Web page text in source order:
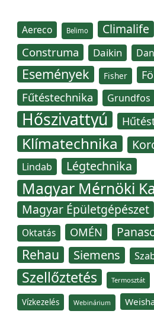
Aereco Belimo Climalife
Construma Daikin
Események Fisher
Fűtéstechnika Grundfos
Hőszivattyú
Klímatechnika
Lindab Légtechnika
Magyar Mérnöki
Magyar Épületgépészet
Oktatás OMÉN
Rehau Siemens
Szellőztetés Termosztát
Vízkezelés Webinárium